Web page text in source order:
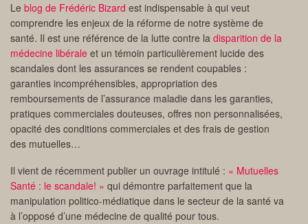
Le blog de Frédéric Bizard est indispensable à qui veut
comprendre les enjeux de la réforme de notre système de
santé. Il est une référence de la lutte contre la disparition de la
médecine libérale et un témoin particulièrement lucide des
scandales dont les assurances se rendent coupables :
garanties incompréhensibles, appropriation des
remboursements de l’assurance maladie dans les garanties,
pratiques commerciales douteuses, offres non personnalisées,
opacité des conditions commerciales et des frais de gestion
des mutuelles…
Il vient de récemment publier un ouvrage intitulé : « Mutuelles
Santé : le scandale! » qui démontre parfaitement que la
manipulation politico-médiatique dans le secteur de la santé va
à l’opposé d’une médecine de qualité pour tous.